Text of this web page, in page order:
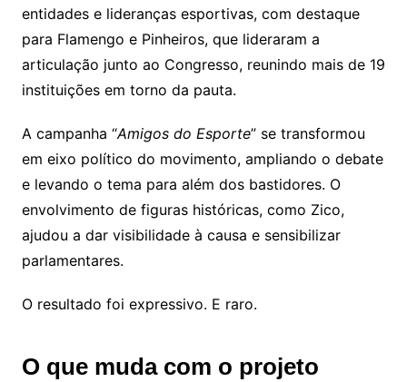
entidades e lideranças esportivas, com destaque
para Flamengo e Pinheiros, que lideraram a
articulação junto ao Congresso, reunindo mais de 19
instituições em torno da pauta.
A campanha “Amigos do Esporte” se transformou
em eixo político do movimento, ampliando o debate
e levando o tema para além dos bastidores. O
envolvimento de figuras históricas, como Zico,
ajudou a dar visibilidade à causa e sensibilizar
parlamentares.
O resultado foi expressivo. E raro.
O que muda com o projeto